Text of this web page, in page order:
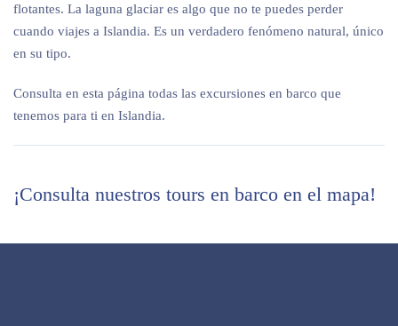
flotantes. La laguna glaciar es algo que no te puedes perder
cuando viajes a Islandia. Es un verdadero fenómeno natural, único
en su tipo.
Consulta en esta página todas las excursiones en barco que
tenemos para ti en Islandia.
¡Consulta nuestros tours en barco en el mapa!